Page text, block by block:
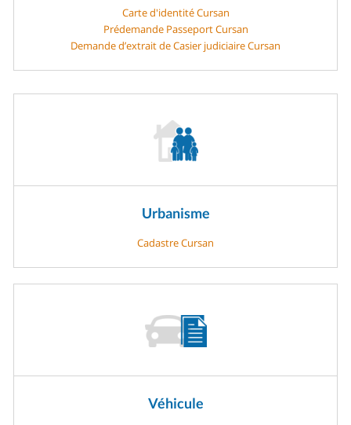
Carte d'identité Cursan
Prédemande Passeport Cursan
Demande d’extrait de Casier judiciaire Cursan
Urbanisme
Cadastre Cursan
Véhicule